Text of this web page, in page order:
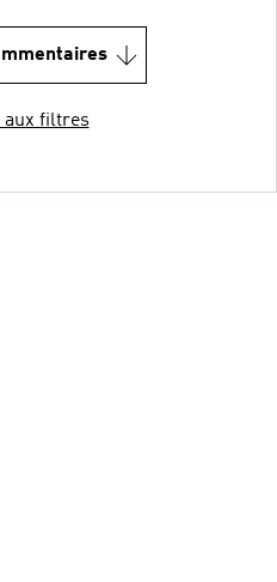
aux filtres